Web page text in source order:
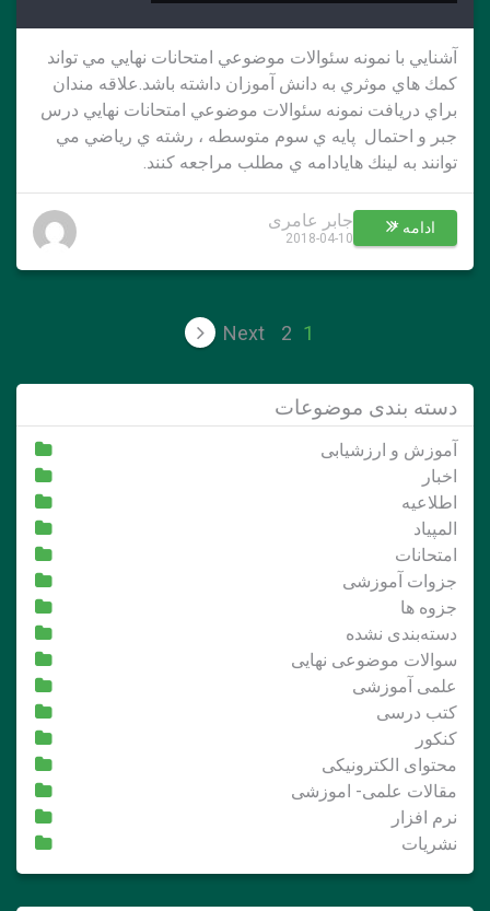
آشنايي با نمونه سئوالات موضوعي امتحانات نهايي مي تواند
كمك هاي موثري به دانش آموزان داشته باشد.علاقه مندان
براي دريافت نمونه سئوالات موضوعي امتحانات نهايي درس
جبر و احتمال پايه ي سوم متوسطه ، رشته ي رياضي مي
توانند به لينك هايادامه ي مطلب مراجعه كنند.
ادامه * جابر عامری
2018-04-10
1
2
Next
دسته بندی موضوعات
آموزش و ارزشیابی
اخبار
اطلاعیه
المپیاد
امتحانات
جزوات آموزشی
جزوه ها
دسته‌بندی نشده
سوالات موضوعی نهایی
علمی آموزشی
کتب درسی
کنکور
محتوای الکترونیکی
مقالات علمی- اموزشی
نرم افزار
نشریات